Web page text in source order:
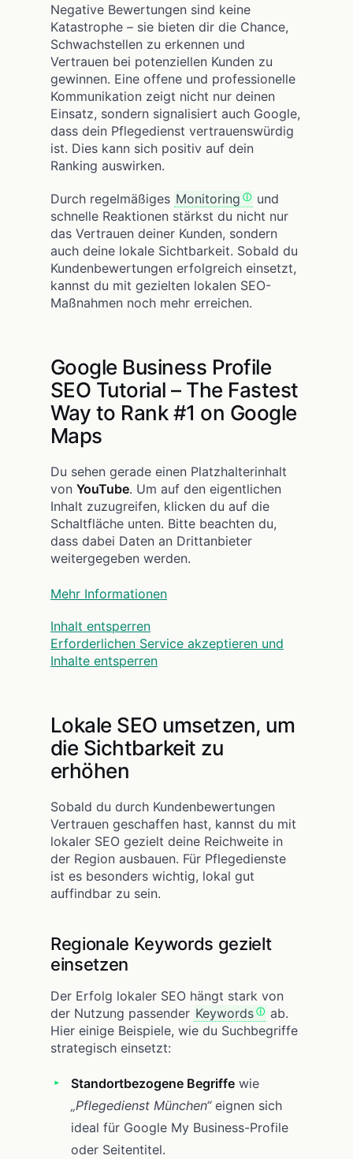
Negative Bewertungen sind keine
Katastrophe – sie bieten dir die Chance,
Schwachstellen zu erkennen und
Vertrauen bei potenziellen Kunden zu
gewinnen. Eine offene und professionelle
Kommunikation zeigt nicht nur deinen
Einsatz, sondern signalisiert auch Google,
dass dein Pflegedienst vertrauenswürdig
ist. Dies kann sich positiv auf dein
Ranking auswirken.
Durch regelmäßiges Monitoring
und
schnelle Reaktionen stärkst du nicht nur
das Vertrauen deiner Kunden, sondern
auch deine lokale Sichtbarkeit. Sobald du
Kundenbewertungen erfolgreich einsetzt,
kannst du mit gezielten lokalen SEO-
Maßnahmen noch mehr erreichen.
Google Business Profile
SEO Tutorial – The Fastest
Way to Rank #1 on Google
Maps
Du sehen gerade einen Platzhalterinhalt
von YouTube. Um auf den eigentlichen
Inhalt zuzugreifen, klicken du auf die
Schaltfläche unten. Bitte beachten du,
dass dabei Daten an Drittanbieter
weitergegeben werden.
Mehr Informationen
Inhalt entsperren
Erforderlichen Service akzeptieren und
Inhalte entsperren
Lokale SEO umsetzen, um
die Sichtbarkeit zu
erhöhen
Sobald du durch Kundenbewertungen
Vertrauen geschaffen hast, kannst du mit
lokaler SEO gezielt deine Reichweite in
der Region ausbauen. Für Pflegedienste
ist es besonders wichtig, lokal gut
auffindbar zu sein.
Regionale Keywords gezielt
einsetzen
Der Erfolg lokaler SEO hängt stark von
der Nutzung passender Keywords
ab.
Hier einige Beispiele, wie du Suchbegriffe
strategisch einsetzt:
Standortbezogene Begriffe wie
„Pflegedienst München“eignen sich
ideal für Google My Business-Profile
oder Seitentitel.